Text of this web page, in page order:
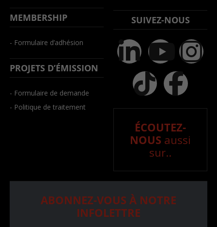
MEMBERSHIP
- Formulaire d’adhésion
PROJETS D’ÉMISSION
- Formulaire de demande
- Politique de traitement
SUIVEZ-NOUS
ÉCOUTEZ-
NOUS aussi
sur..
ABONNEZ-VOUS À NOTRE
INFOLETTRE